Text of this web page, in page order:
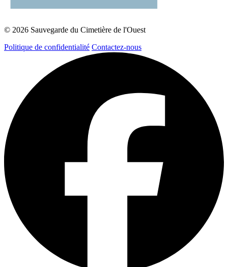
© 2026 Sauvegarde du Cimetière de l'Ouest
Politique de confidentialité Contactez-nous